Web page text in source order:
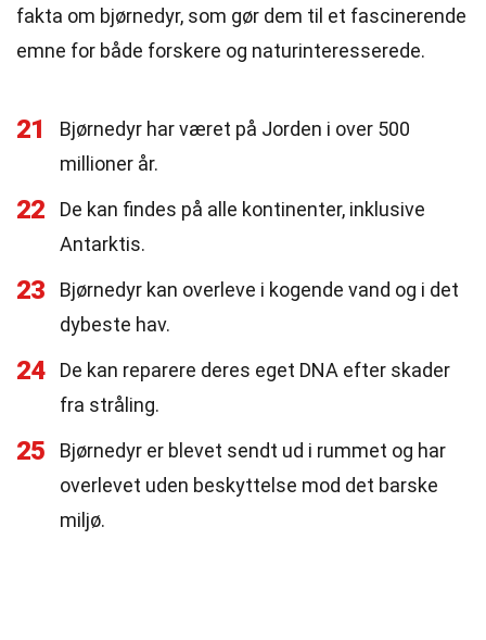
fakta om bjørnedyr, som gør dem til et fascinerende
emne for både forskere og naturinteresserede.
21
Bjørnedyr har været på Jorden i over 500
millioner år.
22
De kan findes på alle kontinenter, inklusive
Antarktis.
23
Bjørnedyr kan overleve i kogende vand og i det
dybeste hav.
24
De kan reparere deres eget DNA efter skader
fra stråling.
25
Bjørnedyr er blevet sendt ud i rummet og har
overlevet uden beskyttelse mod det barske
miljø.